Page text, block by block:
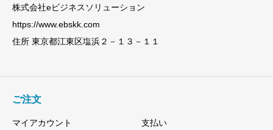
株式会社eビジネスソリューション
https://www.ebskk.com
住所 東京都江東区塩浜２－１３－１１
ご注文
マイアカウント 支払い